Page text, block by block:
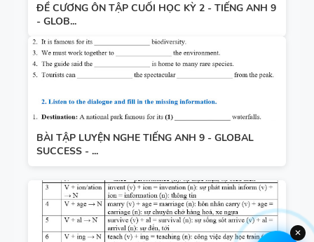
ĐỀ CƯƠNG ÔN TẬP CUỐI HỌC KỲ 2 - TIẾNG ANH 9
- GLOB...
BÀI TẬP LUYỆN NGHE TIẾNG ANH 9 - GLOBAL
SUCCESS - ...
✕